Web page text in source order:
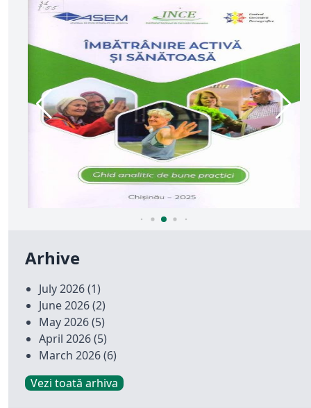
Arhive
July 2026(1)
June 2026(2)
May 2026(5)
April 2026(5)
March 2026(6)
Vezi toată arhiva